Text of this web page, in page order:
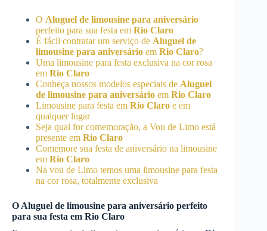
O Aluguel de limousine para aniversário
perfeito para sua festa em Rio Claro
É fácil contratar um serviço de Aluguel de
limousine para aniversário em Rio Claro?
Uma limousine para festa exclusiva na cor rosa
em Rio Claro
Conheça nossos modelos especiais de Aluguel
de limousine para aniversário em Rio Claro
Limousine para festa em Rio Claro e em
qualquer lugar
Seja qual for comemoração, a Vou de Limo está
presente em Rio Claro
Comemore sua festa de aniversário na limousine
em Rio Claro
Na vou de Limo temos uma limousine para festa
na cor rosa, totalmente exclusiva
O Aluguel de limousine para aniversário perfeito
para sua festa em Rio Claro